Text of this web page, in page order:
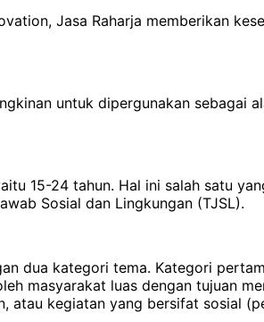
Jasa Raharja memberikan
untuk dipergunakan sebagai
15-24 tahun. Hal ini salah satu
Sosial dan Lingkungan (TJSL).
dua kategori tema. Kategori
masyarakat luas dengan tujuan
atau kegiatan yang bersifat sosial